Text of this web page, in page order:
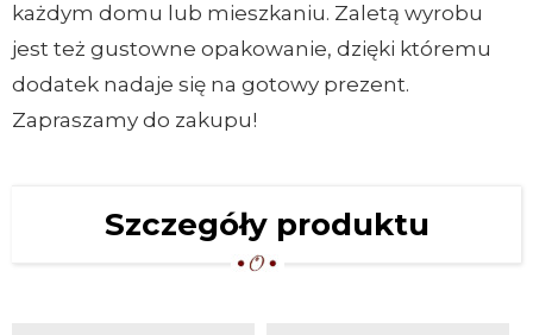
każdym domu lub mieszkaniu. Zaletą wyrobu
jest też gustowne opakowanie, dzięki któremu
dodatek nadaje się na gotowy prezent.
Zapraszamy do zakupu!
Szczegóły produktu